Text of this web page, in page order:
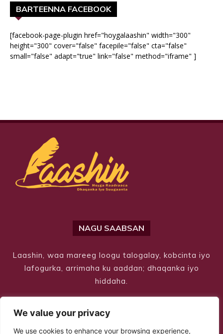
We value your privacy
We use cookies to enhance your browsing experience,
BARTEENNA FACEBOOK
[facebook-page-plugin href="hoygalaashin" width="300"
height="300" cover="false" facepile="false" cta="false"
small="false" adapt="true" link="false" method="iframe" ]
NAGU SAABSAN
Laashin, waa mareeg loogu talogalay, kobcinta iyo
lafogurka, arrimaha ku aaddan; dhaqanka iyo
hiddaha.